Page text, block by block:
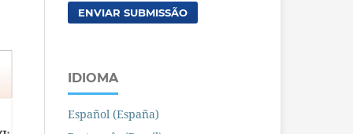
ENVIAR SUBMISSÃO
IDIOMA
Español (España)